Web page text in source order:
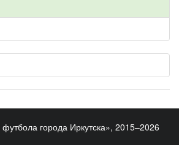
города Иркутска», 2015–2026